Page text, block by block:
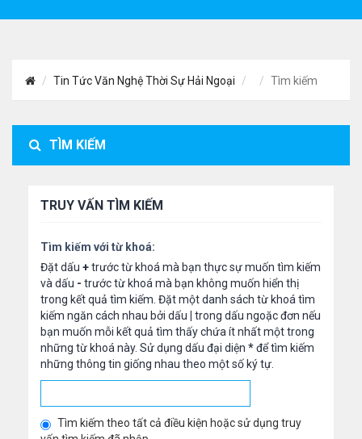
Tin Tức Văn Nghệ Thời Sự Hải Ngoại Tìm kiếm
TÌM KIẾM
TRUY VẤN TÌM KIẾM
Tìm kiếm với từ khoá:
Đặt dấu +trước từ khoá mà bạn thực sự muốn tìm kiếm
và dấu - trước từ khoá mà bạn không muốn hiển thị
trong kết quả tìm kiếm. Đặt một danh sách từ khoá tìm
kiếm ngăn cách nhau bởi dấu
trong dấu ngoặc đơn nếu
bạn muốn mỗi kết quả tìm thấy chứa ít nhất một trong
những từ khoá này. Sử dụng dấu đại diện *để tìm kiếm
những thông tin giống nhau theo một số ký tự.
Tìm kiếm theo tất cả điều kiện hoặc sử dụng truy